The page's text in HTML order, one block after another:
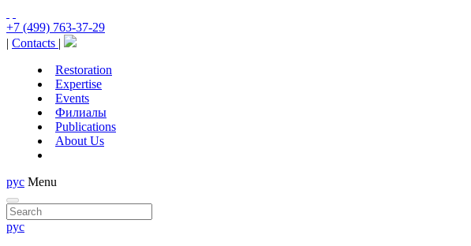
+7 (499) 763-37-29
| Contacts |
Restoration
Expertise
Events
Филиалы
Publications
About Us
рус Menu
рус